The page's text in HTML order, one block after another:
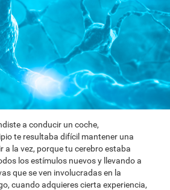
a conducir un coche,
te resultaba difícil mantener una
a la vez, porque tu cerebro estaba
los estímulos nuevos y llevando a
que se ven involucradas en la
cuando adquieres cierta experiencia,